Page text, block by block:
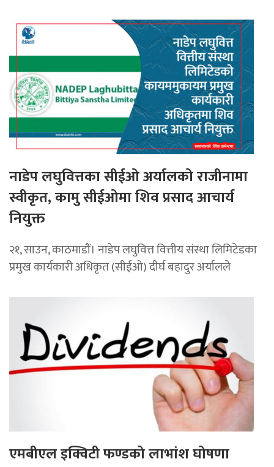
नाडेप लघुवित्तका सीईओ अर्यालको राजीनामा
स्वीकृत, कामु सीईओमा शिव प्रसाद आचार्य
नियुक्त
२१, साउन, काठमाडौं। नाडेप लघुवित्त वित्तीय संस्था लिमिटेडका
प्रमुख कार्यकारी अधिकृत (सीईओ) दीर्घ बहादुर अर्यालले
एमबीएल इक्विटी फण्डको लाभांश घोषणा